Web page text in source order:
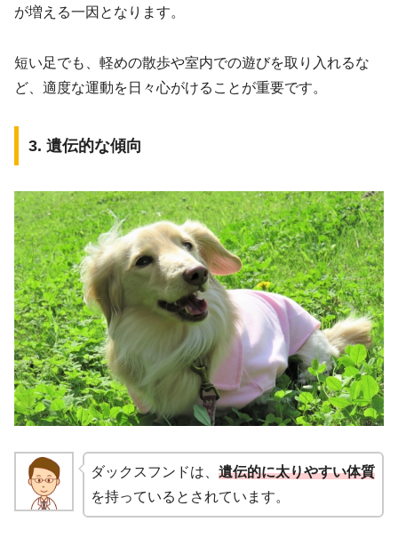
が増える一因となります。
短い足でも、軽めの散歩や室内での遊びを取り入れるな
ど、適度な運動を日々心がけることが重要です。
3. 遺伝的な傾向
ダックスフンドは、 遺伝的に太りやすい体質
を持っているとされています。